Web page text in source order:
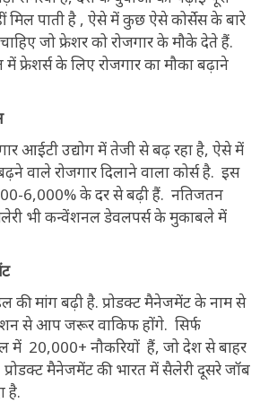
मिल पाती है , ऐसे में कुछ ऐसे कोर्सेस के बारे
जो फ्रेशर को रोजगार के मौके देते हैं.
फ्रेशर्स के लिए रोजगार का मौका बढ़ाने
आईटी उद्योग में तेजी से बढ़ रहा है, ऐसे में
वाले रोजगार दिलाने वाला कोर्स है. इस
6,000% के दर से बढ़ी हैं. नतिजतन
भी कन्वेंशनल डेवलपर्स के मुकाबले में
की मांग बढ़ी है. प्रोडक्ट मैनेजमेंट के नाम से
से आप जरूर वाकिफ होंगे. सिर्फ
में 20,000+ नौकरियों हैं, जो देश से बाहर
मैनेजमेंट की भारत में सैलेरी दूसरे जॉब
है.